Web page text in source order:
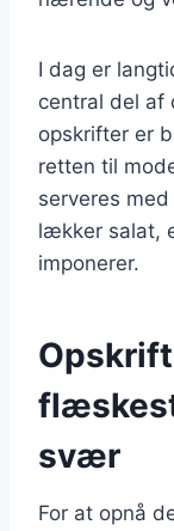
I dag er
central del af
opskrifter er
retten til
serveres
lækker salat,
imponerer.
svær
For at opnå